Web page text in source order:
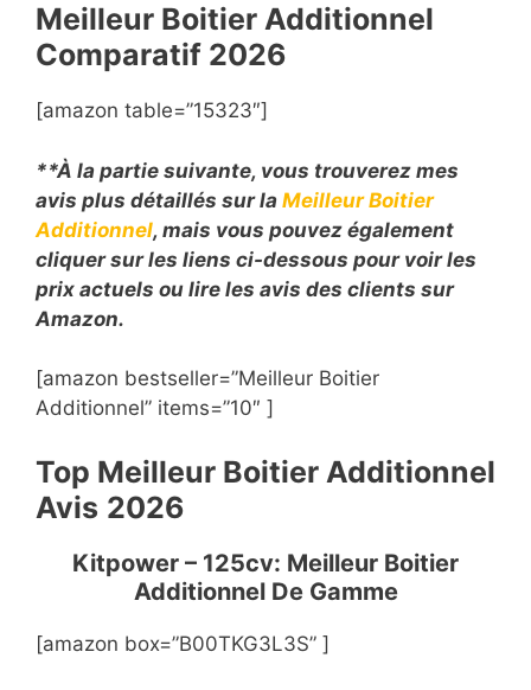
Meilleur Boitier Additionnel
Comparatif 2026
[amazon table=”15323″]
**À la partie suivante, vous trouverez mes
avis plus détaillés sur la Meilleur Boitier
Additionnel, mais vous pouvez également
cliquer sur les liens ci-dessous pour voir les
prix actuels ou lire les avis des clients sur
Amazon.
[amazon bestseller=”Meilleur Boitier
Additionnel” items=”10″ ]
Top Meilleur Boitier Additionnel
Avis 2026
Kitpower – 125cv: Meilleur Boitier
Additionnel De Gamme
[amazon box=”B00TKG3L3S” ]